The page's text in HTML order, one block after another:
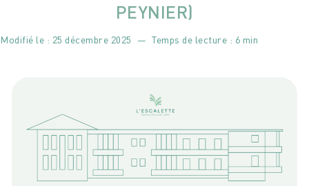
PEYNIER)
Modifié le : 25 décembre 2025 — Temps de lecture : 6 min